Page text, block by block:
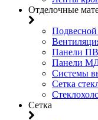
Отделочные
Панели
Панели
Системы
Сетка
Сетка